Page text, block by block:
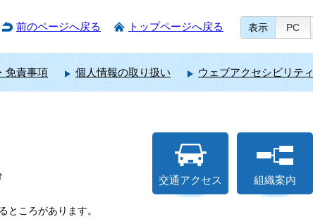
前のページへ戻る トップページへ戻る 表示 PC
免責事項 個人情報の取り扱い ウェブアクセシビリティ
ところがあります。
交通アクセス 組織案内